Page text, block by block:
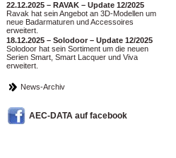
22.12.2025 – RAVAK – Update 12/2025
Ravak hat sein Angebot an 3D-Modellen um
neue Badarmaturen und Accessoires
erweitert.
18.12.2025 – Solodoor – Update 12/2025
Solodoor hat sein Sortiment um die neuen
Serien Smart, Smart Lacquer und Viva
erweitert.
News-Archiv
AEC-DATA auf facebook